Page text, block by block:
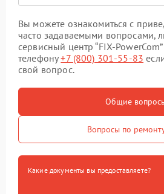
Вы можете ознакомиться с
часто задаваемыми вопросами,
сервисный центр “FIX-
телефону+7 (800) 301-55-83
свой вопрос.
Общие
Вопросы по
Какие документы вы предоставляете?